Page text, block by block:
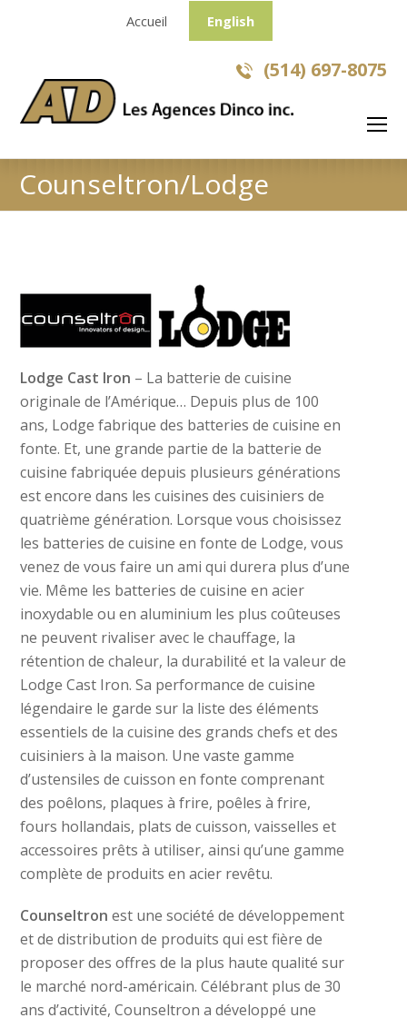
Accueil English
(514) 697-8075
Counseltron/Lodge
Lodge Cast Iron – La batterie de cuisine
originale de l’Amérique… Depuis plus de 100
ans, Lodge fabrique des batteries de cuisine en
fonte. Et, une grande partie de la batterie de
cuisine fabriquée depuis plusieurs générations
est encore dans les cuisines des cuisiniers de
quatrième génération. Lorsque vous choisissez
les batteries de cuisine en fonte de Lodge, vous
venez de vous faire un ami qui durera plus d’une
vie. Même les batteries de cuisine en acier
inoxydable ou en aluminium les plus coûteuses
ne peuvent rivaliser avec le chauffage, la
rétention de chaleur, la durabilité et la valeur de
Lodge Cast Iron. Sa performance de cuisine
légendaire le garde sur la liste des éléments
essentiels de la cuisine des grands chefs et des
cuisiniers à la maison. Une vaste gamme
d’ustensiles de cuisson en fonte comprenant
des poêlons, plaques à frire, poêles à frire,
fours hollandais, plats de cuisson, vaisselles et
accessoires prêts à utiliser, ainsi qu’une gamme
complète de produits en acier revêtu.
Counseltronest une société de développement
et de distribution de produits qui est fière de
proposer des offres de la plus haute qualité sur
le marché nord-américain. Célébrant plus de 30
ans d’activité, Counseltron a développé une